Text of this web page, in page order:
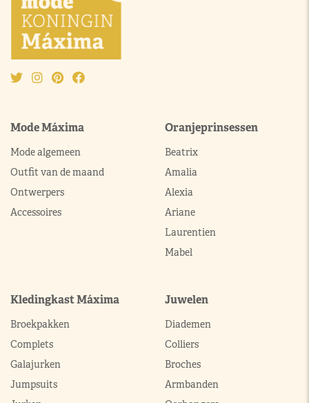
Mode Máxima
Mode algemeen
Outfit van de maand
Ontwerpers
Accessoires
Oranjeprinsessen
Beatrix
Amalia
Alexia
Ariane
Laurentien
Mabel
Kledingkast Máxima
Broekpakken
Complets
Galajurken
Jumpsuits
Juwelen
Diademen
Colliers
Broches
Armbanden